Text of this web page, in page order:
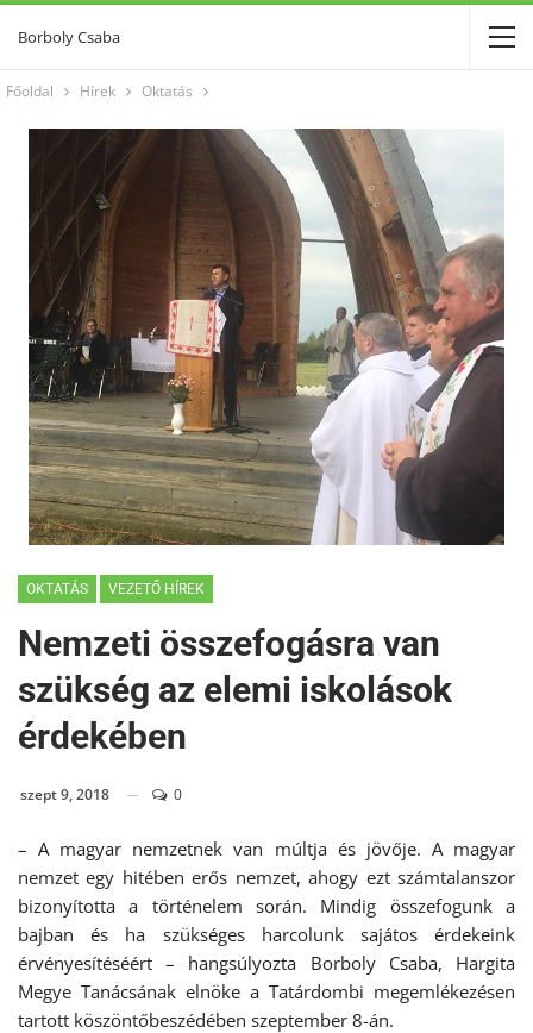
Borboly Csaba
Főoldal Hírek Oktatás
OKTATÁS VEZETŐ HÍREK
Nemzeti összefogásra van
szükség az elemi iskolások
érdekében
szept 9, 2018 0
– A magyar nemzetnek van múltja és jövője. A magyar
nemzet egy hitében erős nemzet, ahogy ezt számtalanszor
bizonyította a történelem során. Mindig összefogunk a
bajban és ha szükséges harcolunk sajátos érdekeink
érvényesítéséért – hangsúlyozta Borboly Csaba, Hargita
Megye Tanácsának elnöke a Tatárdombi megemlékezésen
tartott köszöntőbeszédében szeptember 8-án.